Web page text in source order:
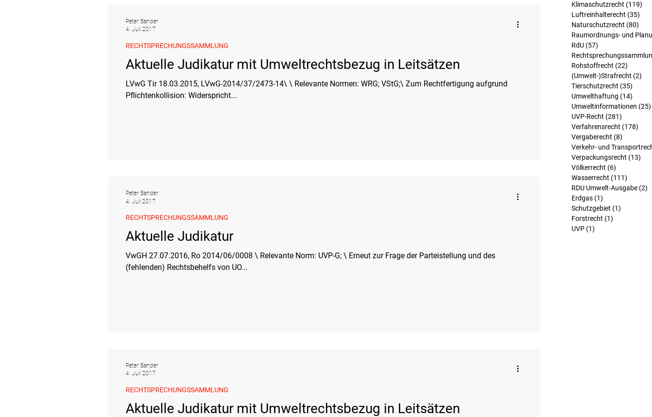
Aktuelle Judikatur mit Umweltrechtsbezug in Leitsätzen
LVwG Tir 18.03.2015, LVwG-2014/37/2473-14\ \ Relevante Normen: WRG; VStG;\ Zum Rechtfertigung aufgrund
Pflichtenkollision: Widerspricht...
RECHTSPRECHUNGSSAMMLUNG
Peter Sander
4. Juli 2017
Aktuelle Judikatur
VwGH 27.07.2016, Ro 2014/06/0008 \ Relevante Norm: UVP-G; \ Erneut zur Frage der Parteistellung und des
(fehlenden) Rechtsbehelfs von UO...
RECHTSPRECHUNGSSAMMLUNG
Peter Sander
4. Juli 2017
Aktuelle Judikatur mit Umweltrechtsbezug in Leitsätzen
RECHTSPRECHUNGSSAMMLUNG
Peter Sander
4. Juli 2017
Klimaschutzrecht (119)
Luftreinhalterecht (35)
Naturschutzrecht (80)
Raumordnungs- und
RdU (57)
Rohstoffrecht (22)
(Umwelt-)Strafrecht (2)
Tierschutzrecht (35)
Umwelthaftung (14)
Umweltinformationen (25)
UVP-Recht (281)
Verfahrensrecht (178)
Vergaberecht (8)
Verkehr- und
Verpackungsrecht (13)
Völkerrecht (6)
Wasserrecht (111)
RDU Umwelt-Ausgabe (2)
Erdgas (1)
Schutzgebiet (1)
Forstrecht (1)
UVP (1)